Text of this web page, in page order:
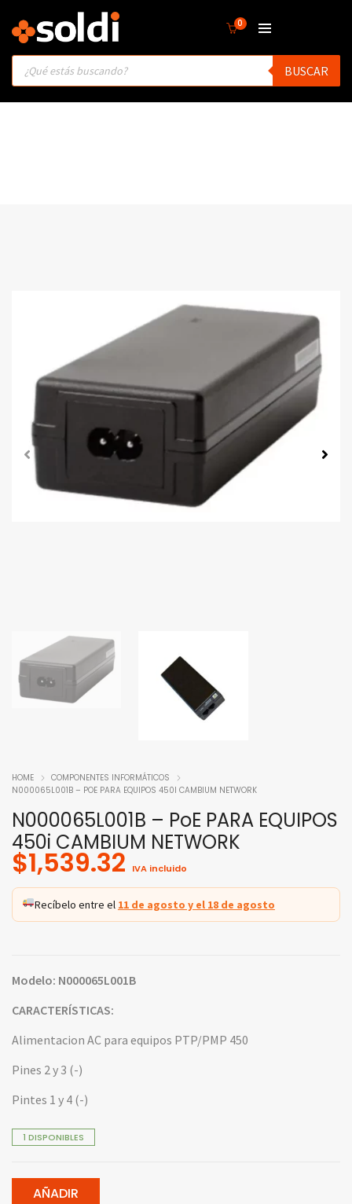
0
Products
search
BUSCAR
HOME
COMPONENTES INFORMÁTICOS
N000065L001B – POE PARA EQUIPOS 450I CAMBIUM NETWORK
N000065L001B – PoE PARA EQUIPOS
450i CAMBIUM NETWORK
$1,539.32 IVA incluido
Recíbelo entre el 11 de agosto y el 18 de agosto
Modelo: N000065L001B
CARACTERÍSTICAS:
Alimentacion AC para equipos PTP/PMP 450
Pines 2 y 3 (-)
Pintes 1 y 4 (-)
1 DISPONIBLES
AÑADIR